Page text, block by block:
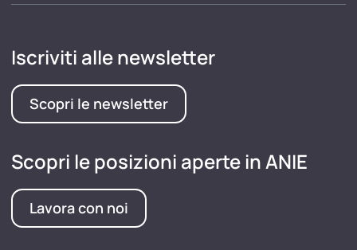
Iscriviti alle newsletter
Scopri le newsletter
Scopri le posizioni aperte in ANIE
Lavora con noi